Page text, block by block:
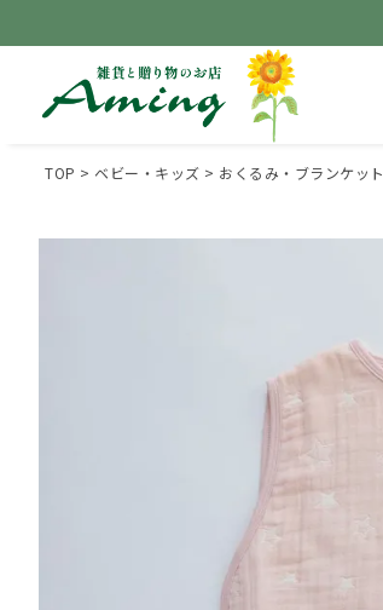
TOP ベビー・キッズ おくるみ・ブランケット